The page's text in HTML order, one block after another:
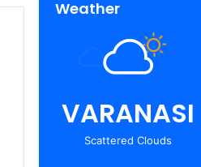
Weather
VARANASI
Scattered Clouds